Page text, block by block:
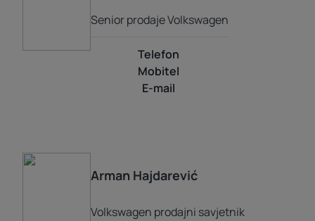
Senior prodaje Volkswagen
Telefon
Mobitel
E-mail
Arman Hajdarević
Volkswagen prodajni savjetnik